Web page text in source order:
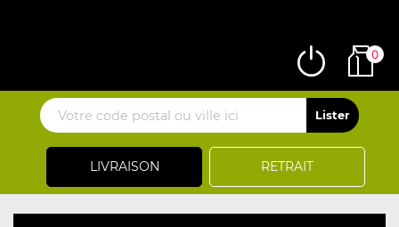
LIVRAISON RETRAIT
0